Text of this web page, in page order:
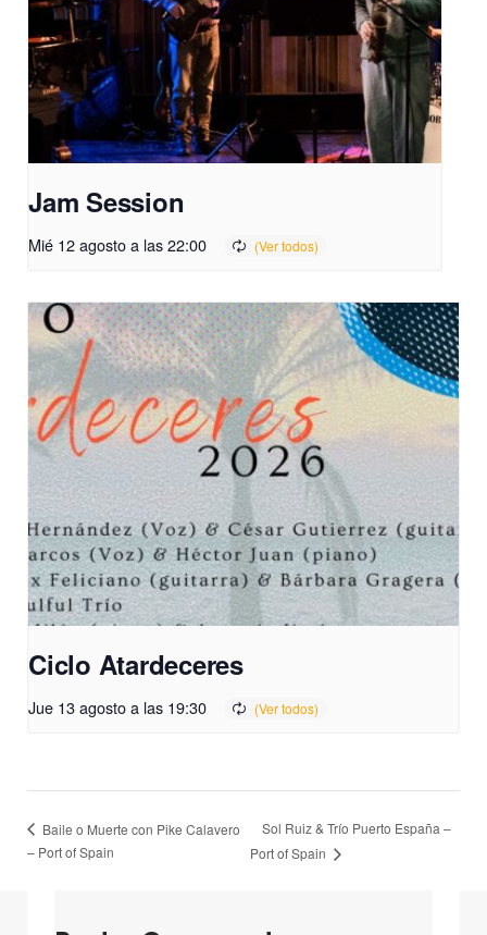
Jam Session
Mié 12 agosto a las 22:00
Ciclo Atardeceres
Jue 13 agosto a las 19:30
Baile o Muerte con Pike Calavero
– Port of Spain
Sol Ruiz & Trío Puerto España –
Port of Spain